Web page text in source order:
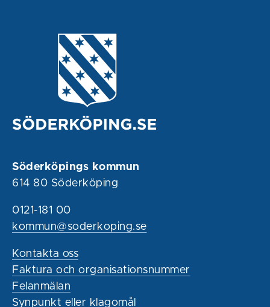
Söderköpings kommun
614 80 Söderköping
0121-181 00
kommun@soderkoping.se
Kontakta oss
Faktura och organisationsnummer
Felanmälan
Synpunkt eller klagomål